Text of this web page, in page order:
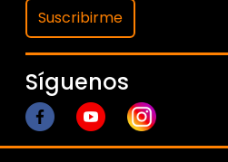
Suscribirme
Síguenos